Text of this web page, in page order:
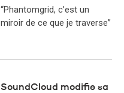
“Phantomgrid, c’est un
miroir de ce que je traverse”
SoundCloud modifie sa